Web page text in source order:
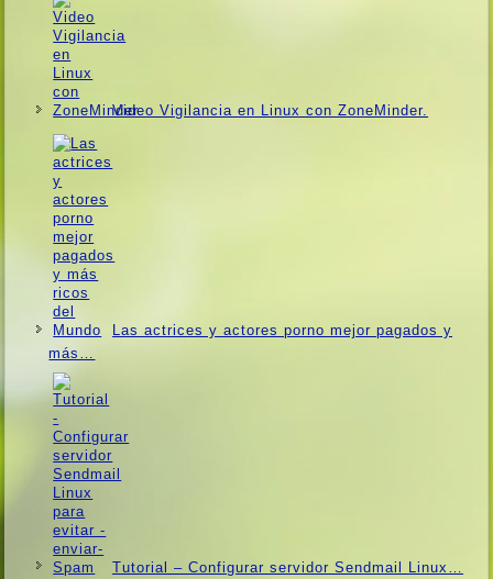
Video Vigilancia en Linux con ZoneMinder.
Las actrices y actores porno mejor pagados y
más…
Tutorial – Configurar servidor Sendmail Linux…